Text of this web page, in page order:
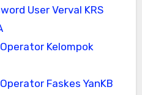
User Verval KRS
Kelompok
Faskes YanKB